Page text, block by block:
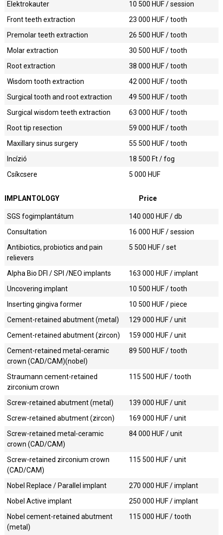
10 500 HUF / session
Elektrokauter
23 000 HUF / tooth
Front teeth extraction
26 500 HUF / tooth
Premolar teeth extraction
30 500 HUF / tooth
Molar extraction
38 000 HUF / tooth
Root extraction
42 000 HUF / tooth
Wisdom tooth extraction
49 500 HUF / tooth
Surgical tooth and root extraction
63 000 HUF / tooth
Surgical wisdom teeth extraction
59 000 HUF / tooth
Root tip resection
55 500 HUF / tooth
Maxillary sinus surgery
18 500 Ft / fog
Incízió
5 000 HUF
Csíkcsere
IMPLANTOLOGY Price
140 000 HUF / db
SGS fogimplantátum
16 000 HUF / session
Consultation
5 500 HUF / set
Antibiotics, probiotics and pain
relievers
163 000 HUF / implant
Alpha Bio DFI / SPI /NEO implants
10 500 HUF / tooth
Uncovering implant
10 500 HUF / piece
Inserting gingiva former
129 000 HUF / unit
Cement-retained abutment (metal)
159 000 HUF / unit
Cement-retained abutment (zircon)
89 500 HUF / tooth
Cement-retained metal-ceramic
crown (CAD/CAM)(nobel)
115 500 HUF / tooth
Straumann cement-retained
zirconium crown
139 000 HUF / unit
Screw-retained abutment (metal)
169 000 HUF / unit
Screw-retained abutment (zircon)
84 000 HUF / unit
Screw-retained metal-ceramic
crown (CAD/CAM)
115 500 HUF / unit
Screw-retained zirconium crown
(CAD/CAM)
270 000 HUF / implant
Nobel Replace / Parallel implant
250 000 HUF / implant
Nobel Active implant
115 000 HUF / tooth
Nobel cement-retained abutment
(metal)